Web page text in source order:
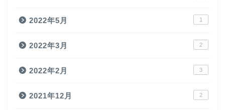
2022年5月 1
2022年3月 2
2022年2月 3
2021年12月 2